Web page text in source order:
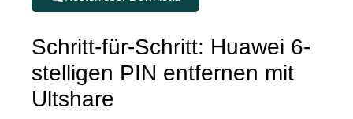
Schritt-für-Schritt: Huawei 6-
stelligen PIN entfernen mit
Ultshare